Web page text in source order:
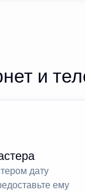
и
дату
ему